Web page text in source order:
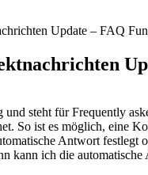
Update – FAQ
steht für Frequently
So ist es möglich, eine
Antwort
kann ich die